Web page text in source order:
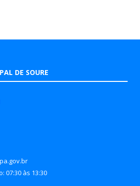
DE SOURE
07:30 às 13:30